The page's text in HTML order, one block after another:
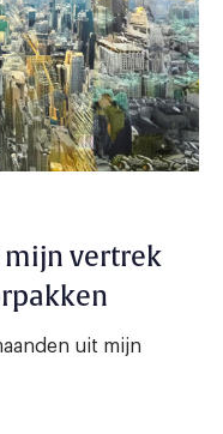
mijn vertrek
uit mijn